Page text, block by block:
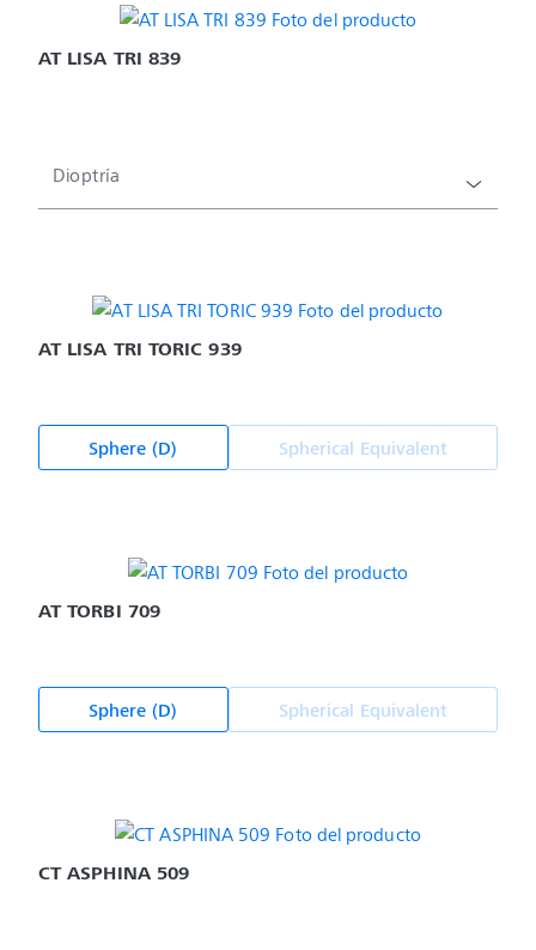
AT LISA TRI 839
Dioptría
AT LISA TRI TORIC 939
Sphere (D) Spherical Equivalent
AT TORBI 709
Sphere (D) Spherical Equivalent
CT ASPHINA 509